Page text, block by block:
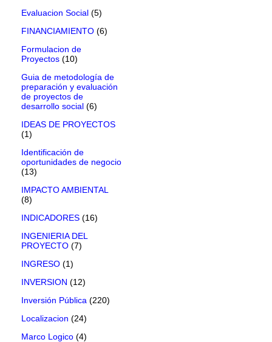
Evaluacion Social (5)
FINANCIAMIENTO (6)
Formulacion de
Proyectos (10)
Guia de metodología de
preparación y evaluación
de proyectos de
desarrollo social (6)
IDEAS DE PROYECTOS
(1)
Identificación de
oportunidades de negocio
(13)
IMPACTO AMBIENTAL
(8)
INDICADORES (16)
INGENIERIA DEL
PROYECTO (7)
INGRESO (1)
INVERSION (12)
Inversión Pública (220)
Localizacion (24)
Marco Logico (4)